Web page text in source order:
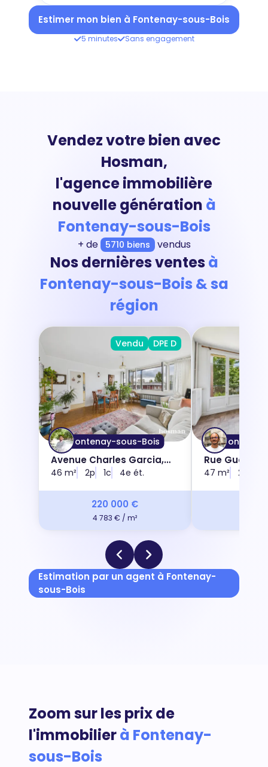
Estimer mon bien à Fontenay-sous-Bois
5 minutes Sans engagement
Vendez votre bien avec
Hosman,
l'agence immobilière
nouvelle génération à
Fontenay-sous-Bois
+ de 5710 biens vendus
Nos dernières ventes à
Fontenay-sous-Bois & sa
région
Fontenay-sous-Bois
Vendu DPE D
Avenue Charles Garcia,
94120
46 m² 2p 1c 4e ét.
220 000 €
4 783 € / m²
Rue Guérin
47 m² 2p
Estimation par un agent à Fontenay-
sous-Bois
Zoom sur les prix de
l'immobilierà Fontenay-
sous-Bois